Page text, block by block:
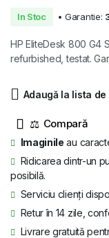
a
este:
In Stoc • Garantie:
HP EliteDesk 800 G4
refurbished, testat.
Adaugă la lista
⚖
Imaginile au
Ridicarea dintr-un
posibilă.
Serviciu clienți
Retur în 14 zile,
Livrare gratuită